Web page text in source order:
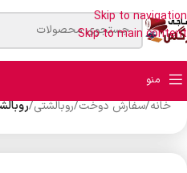
Skip to navigation
Skip to main content
منو
خانه/سفارش دوخت/روبالشتی/